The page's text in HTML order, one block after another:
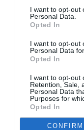
I want to opt-out
Personal Data.
Opted In
I want to opt-out
Personal Data
Opted In
I want to opt-out
Retention, Sale,
Personal Data
Purposes for
Opted In
CONFIRM
a commenté